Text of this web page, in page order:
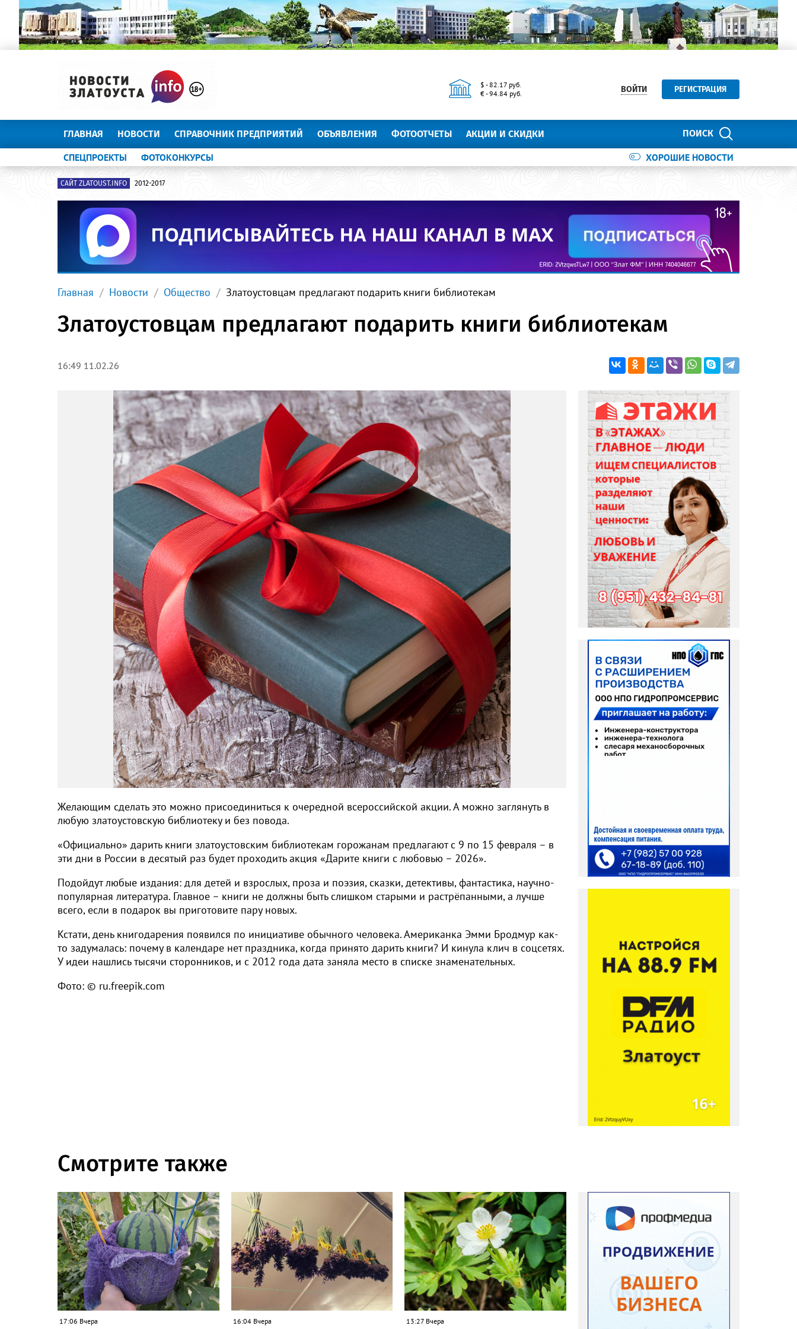
$ - 82.17 руб.
€ - 94.84 руб.
ВОЙТИ РЕГИСТРАЦИЯ
ПОИСК
ГЛАВНАЯ НОВОСТИ СПРАВОЧНИК ПРЕДПРИЯТИЙ ОБЪЯВЛЕНИЯ ФОТООТЧЕТЫ АКЦИИ И СКИДКИ
ХОРОШИЕ НОВОСТИ
СПЕЦПРОЕКТЫ ФОТОКОНКУРСЫ
САЙТ ZLATOUST.INFO 2012-2017
Главная Новости Общество Златоустовцам предлагают подарить книги библиотекам
Златоустовцам предлагают подарить книги библиотекам
16:49 11.02.26
Желающим сделать это можно присоединиться к очередной всероссийской акции. А можно заглянуть в
любую златоустовскую библиотеку и без повода.
«Официально» дарить книги златоустовским библиотекам горожанам предлагают с 9 по 15 февраля – в
эти дни в России в десятый раз будет проходить акция «Дарите книги с любовью – 2026».
Подойдут любые издания: для детей и взрослых, проза и поэзия, сказки, детективы, фантастика, научно-
популярная литература. Главное – книги не должны быть слишком старыми и растрёпанными, а лучше
всего, если в подарок вы приготовите пару новых.
Кстати, день книгодарения появился по инициативе обычного человека. Американка Эмми Бродмур как-
то задумалась: почему в календаре нет праздника, когда принято дарить книги? И кинула клич в соцсетях.
У идеи нашлись тысячи сторонников, и с 2012 года дата заняла место в списке знаменательных.
Фото: © ru.freepik.com
Смотрите также
17:06 Вчера 16:04 Вчера 13:27 Вчера